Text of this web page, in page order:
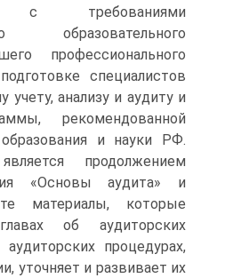
с требованиями
образовательного
профессионального
специалистов
учету, анализу и аудиту и
рекомендованной
и науки РФ.
продолжением
«Основы аудита» и
материалы, которые
об аудиторских
аудиторских процедурах,
уточняет и развивает их